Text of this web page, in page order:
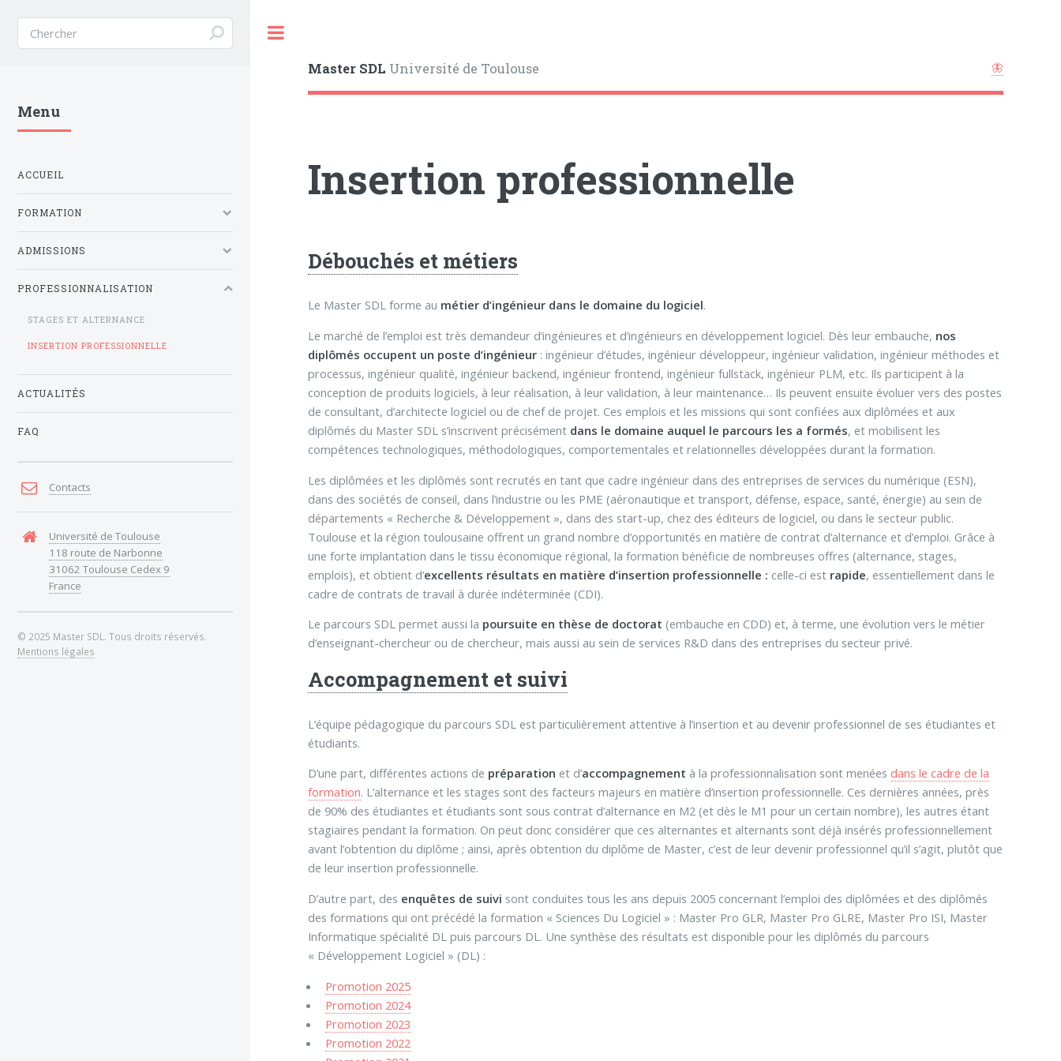
Menu
ACCUEIL
FORMATION
ADMISSIONS
PROFESSIONNALISATION
STAGES ET ALTERNANCE
INSERTION PROFESSIONNELLE
ACTUALITÉS
FAQ
Contacts
Université de Toulouse
118 route de Narbonne
31062 Toulouse Cedex 9
France
© 2025 Master SDL. Tous droits réservés.
Mentions légales
Master SDL Université de Toulouse 🦋
Insertion professionnelle
Débouchés et métiers
Le Master SDL forme au métier d’ingénieur dans le domaine du logiciel.
Le marché de l’emploi est très demandeur d’ingénieures et d’ingénieurs en développement logiciel. Dès leur embauche, nos
diplômés occupent un poste d’ingénieur : ingénieur d’études, ingénieur développeur, ingénieur validation, ingénieur méthodes et
processus, ingénieur qualité, ingénieur backend, ingénieur frontend, ingénieur fullstack, ingénieur PLM, etc. Ils participent à la
conception de produits logiciels, à leur réalisation, à leur validation, à leur maintenance… Ils peuvent ensuite évoluer vers des postes
de consultant, d’architecte logiciel ou de chef de projet. Ces emplois et les missions qui sont confiées aux diplômées et aux
diplômés du Master SDL s’inscrivent précisément dans le domaine auquel le parcours les a formés, et mobilisent les
compétences technologiques, méthodologiques, comportementales et relationnelles développées durant la formation.
Les diplômées et les diplômés sont recrutés en tant que cadre ingénieur dans des entreprises de services du numérique (ESN),
dans des sociétés de conseil, dans l’industrie ou les PME (aéronautique et transport, défense, espace, santé, énergie) au sein de
départements « Recherche & Développement », dans des start-up, chez des éditeurs de logiciel, ou dans le secteur public.
Toulouse et la région toulousaine offrent un grand nombre d’opportunités en matière de contrat d’alternance et d’emploi. Grâce à
une forte implantation dans le tissu économique régional, la formation bénéficie de nombreuses offres (alternance, stages,
emplois), et obtient d’excellents résultats en matière d’insertion professionnelle : celle-ci est rapide, essentiellement dans le
cadre de contrats de travail à durée indéterminée (CDI).
Le parcours SDL permet aussi la poursuite en thèse de doctorat (embauche en CDD) et, à terme, une évolution vers le métier
d’enseignant-chercheur ou de chercheur, mais aussi au sein de services R&D dans des entreprises du secteur privé.
Accompagnement et suivi
L’équipe pédagogique du parcours SDL est particulièrement attentive à l’insertion et au devenir professionnel de ses étudiantes et
étudiants.
D’une part, différentes actions de préparation et d’accompagnement à la professionnalisation sont menées dans le cadre de la
formation. L’alternance et les stages sont des facteurs majeurs en matière d’insertion professionnelle. Ces dernières années, près
de 90% des étudiantes et étudiants sont sous contrat d’alternance en M2 (et dès le M1 pour un certain nombre), les autres étant
stagiaires pendant la formation. On peut donc considérer que ces alternantes et alternants sont déjà insérés professionnellement
avant l’obtention du diplôme ; ainsi, après obtention du diplôme de Master, c’est de leur devenir professionnel qu’il s’agit, plutôt que
de leur insertion professionnelle.
D’autre part, des enquêtes de suivi sont conduites tous les ans depuis 2005 concernant l’emploi des diplômées et des diplômés
des formations qui ont précédé la formation « Sciences Du Logiciel » : Master Pro GLR, Master Pro GLRE, Master Pro ISI, Master
Informatique spécialité DL puis parcours DL. Une synthèse des résultats est disponible pour les diplômés du parcours
« Développement Logiciel » (DL) :
Promotion 2025
Promotion 2024
Promotion 2023
Promotion 2022